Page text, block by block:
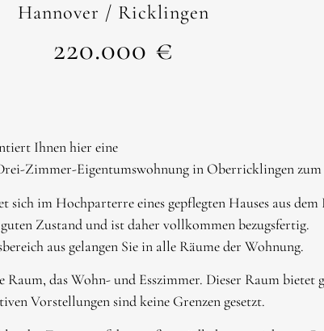
Hannover / Ricklingen
220.000 €
Ihnen hier eine
Zimmer-Eigentumswohnung in Oberricklingen
sich im Hochparterre eines gepflegten Hauses aus
Zustand und ist daher vollkommen bezugsfertig.
aus gelangen Sie in alle Räume der Wohnung.
das Wohn- und Esszimmer. Dieser Raum bietet
Vorstellungen sind keine Grenzen gesetzt.